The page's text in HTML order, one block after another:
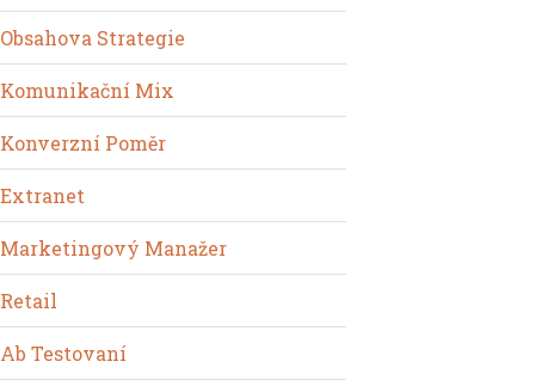
Obsahova Strategie
Komunikační Mix
Konverzní Poměr
Extranet
Marketingový Manažer
Retail
Ab Testovaní